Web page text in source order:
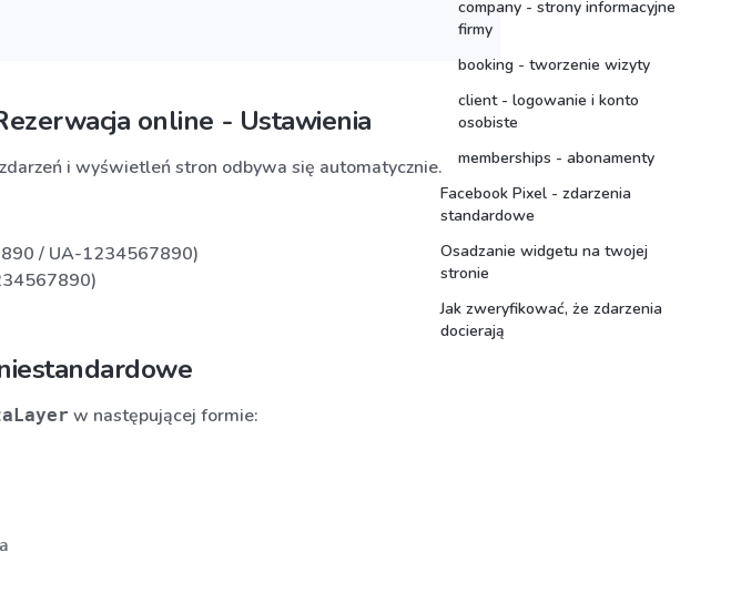
online - Ustawienia
i wyświetleń stron odbywa się automatycznie.
/ UA-1234567890)
w następującej formie:
company - strony informacyjne
firmy
booking - tworzenie wizyty
client - logowanie i konto
osobiste
memberships - abonamenty
Facebook Pixel - zdarzenia
standardowe
Osadzanie widgetu na twojej
stronie
Jak zweryfikować, że zdarzenia
docierają